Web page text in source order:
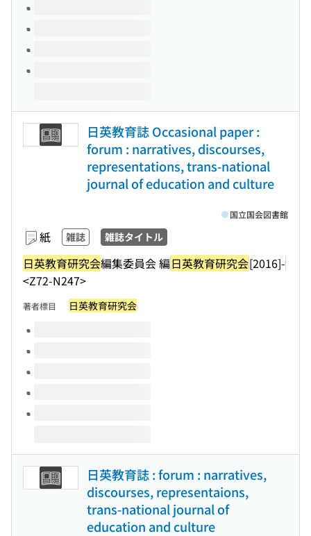
日英教育誌 Occasional paper :
forum : narratives, discourses,
representations, trans-national
journal of education and culture
紙 雑誌 雑誌タイトル
日英教育研究会編集委員会 編日英教育研究会[2016]-
<Z72-N247>
国立国会図書館
著者標目 日英教育研究会
このタイトルの巻号
日英教育誌 : forum : narratives,
discourses, representaions,
trans-national journal of
education and culture